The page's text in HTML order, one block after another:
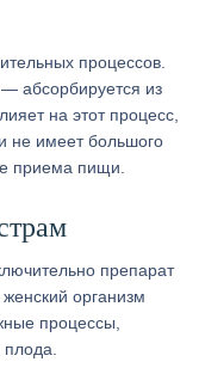
процессов.
абсорбируется из
на этот процесс,
не имеет большого
приема пищи.
препарат
женский организм
процессы,